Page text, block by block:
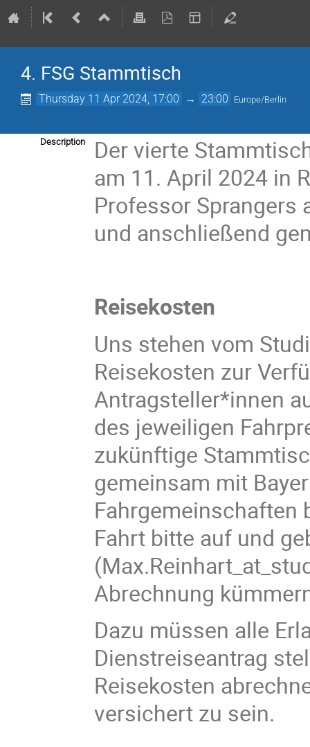
4. FSG Stammtisch
Thursday 11 Apr 2024, 17:00 → 23:00 Europe/Berlin
Description
Der vierte
am 11. April 2024 in
Professor Sprangers
und anschließend
Reisekosten
Uns stehen vom
Reisekosten zur
Antragsteller*innen
des jeweiligen
zukünftige
gemeinsam mit
Fahrgemeinschaften
Fahrt bitte auf und
Abrechnung
Dazu müssen alle
Dienstreiseantrag
Reisekosten
versichert zu sein.